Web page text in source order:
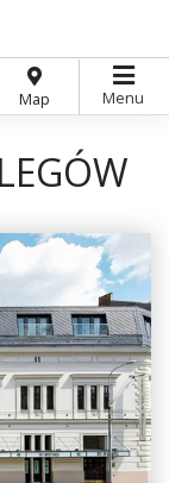
Map Menu